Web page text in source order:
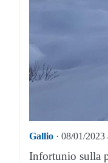
Gallio · 08/01/
Infortunio sulla